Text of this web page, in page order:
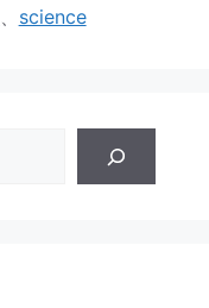
、 science